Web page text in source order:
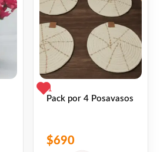
1
Pack por 4 Posavasos
$690